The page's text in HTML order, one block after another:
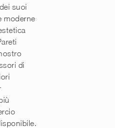
suoi
moderne
di